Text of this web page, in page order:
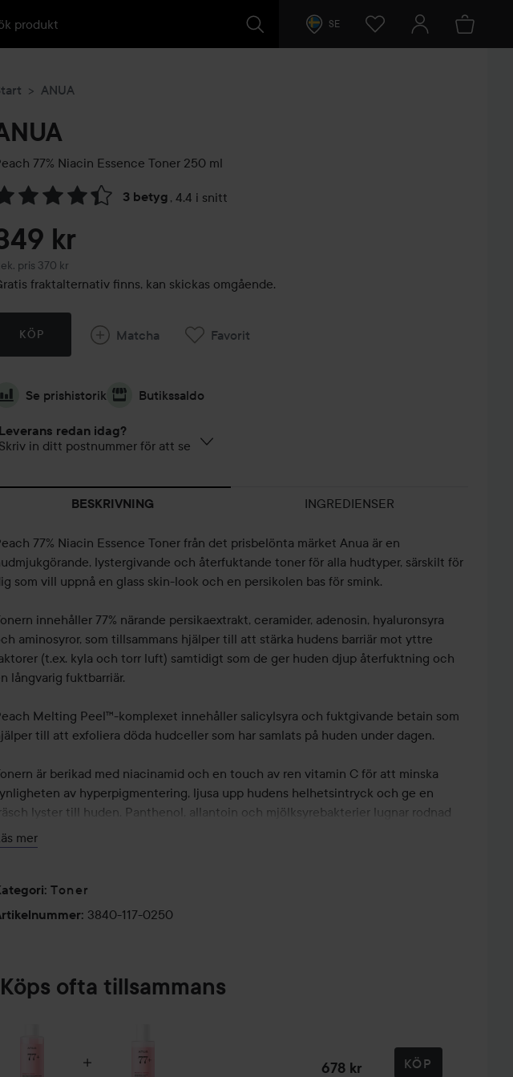
SE
ANUA
77% Niacin Essence Toner 250 ml
3 betyg , 4.4 i snitt
till Betyg & kommentarer
kr
pris 370 kr pris 370 kr
fraktalternativ finns, kan skickas omgående.
KÖP Matcha Favorit
Se prishistorik Butikssaldo
Leverans redan idag?
Skriv in ditt postnummer för att se
BESKRIVNING INGREDIENSER
77% Niacin Essence Toner från det prisbelönta märket Anua är en
lystergivande och återfuktande toner för alla hudtyper, särskilt för
som vill uppnå en glass skin-look och en persikolen bas för smink.
innehåller 77% närande persikaextrakt, ceramider, adenosin, hyaluronsyra
aminosyror, som tillsammans hjälper till att stärka hudens barriär mot yttre
(t.ex. kyla och torr luft) samtidigt som de ger huden djup återfuktning och
långvarig fuktbarriär.
Melting Peel™-komplexet innehåller salicylsyra och fuktgivande betain som
till att exfoliera döda hudceller som har samlats på huden under dagen.
är berikad med niacinamid och en touch av ren vitamin C för att minska
av hyperpigmentering, ljusa upp hudens helhetsintryck och ge en
lyster till huden. Panthenol, allantoin och mjölksyrebakterier lugnar rodnad
som de skapar en lugn och balanserad bas för andra hudvårdsprodukter.
fungerar väl under smink – slutresultatet är persikomjuk och strålande hud ♡
klappas in i huden med händerna, exfolianter ska appliceras med en bomullspad.
mer
: Toner
: 3840-117-0250
Köps ofta tillsammans
678 kr KÖP